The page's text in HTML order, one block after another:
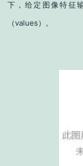
下，给定图像特征
（values）。